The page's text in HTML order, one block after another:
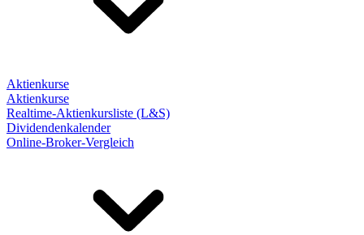
Aktienkurse
Aktienkurse
Realtime-Aktienkursliste (L&S)
Dividendenkalender
Online-Broker-Vergleich